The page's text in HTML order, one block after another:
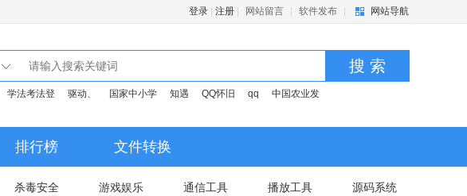
登录 注册 网站留言 软件发布 网站导航
搜 索
学法考法登 驱动、 国家中小学 知遇 QQ怀旧 qq 中国农业发
排行榜 文件转换
杀毒安全 游戏娱乐 通信工具 播放工具 源码系统